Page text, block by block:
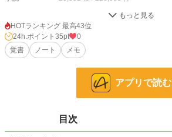
306 位 / 8,869 件
お気に入り 0
24h.ポイント 35 pt
2026.03.23 22:11
HOTランキング 最高43位
24h.ポイント 35pt
0
覚書
ノート メモ
アプリで読む
目次